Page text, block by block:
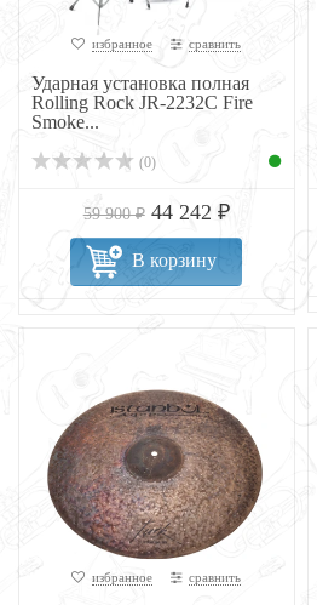
избранное сравнить
Ударная установка полная
Rolling Rock JR-2232C Fire
Smoke...
(0)
59 900 ₽ 44 242 ₽
В корзину
избранное сравнить